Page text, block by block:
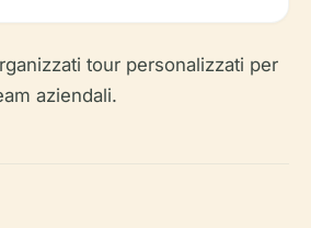
tour personalizzati per
aziendali.